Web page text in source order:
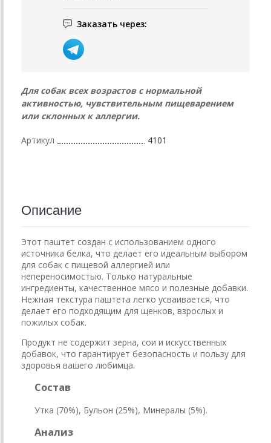
Заказать через:
Для собак всех возрастов с нормальной
активностью, чувствительным пищеварением
или склонных к аллергии.
Артикул 4101
Описание
Этот паштет создан с использованием одного
источника белка, что делает его идеальным выбором
для собак с пищевой аллергией или
непереносимостью. Только натуральные
ингредиенты, качественное мясо и полезные добавки.
Нежная текстура паштета легко усваивается, что
делает его подходящим для щенков, взрослых и
пожилых собак.
Продукт не содержит зерна, сои и искусственных
добавок, что гарантирует безопасность и пользу для
здоровья вашего любимца.
Состав
Утка (70%), Бульон (25%), Минералы (5%).
Анализ